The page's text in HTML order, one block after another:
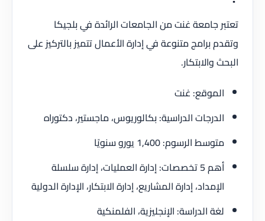
تعتبر جامعة غنت من الجامعات الرائدة في بلجيكا
وتقدم برامج متنوعة في إدارة الأعمال تتميز بالتركيز على
البحث والابتكار.
الموقع: غنت
الدرجات الدراسية: بكالوريوس، ماجستير، دكتوراه
متوسط الرسوم: 1,400 يورو سنويًا
أهم 5 تخصصات: إدارة العمليات، إدارة سلسلة
الإمداد، إدارة المشاريع، إدارة الابتكار، الإدارة الدولية
لغة الدراسة: الإنجليزية، الفلمنكية